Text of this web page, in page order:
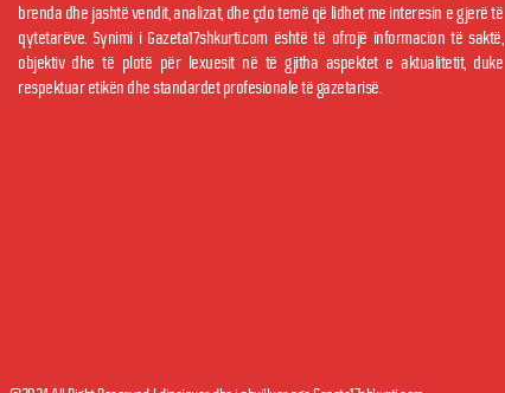
brenda dhe jashtë vendit, analizat, dhe çdo temë që lidhet me interesin e gjerë të
qytetarëve. Synimi i Gazeta17shkurti.com është të ofrojë informacion të saktë,
objektiv dhe të plotë për lexuesit në të gjitha aspektet e aktualitetit, duke
respektuar etikën dhe standardet profesionale të gazetarisë.